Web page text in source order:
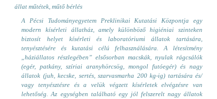
állat műtétek, műtő bérlés
A Pécsi Tudományegyetem Preklinikai Kutatási Központja egy
modern kísérleti állatház, amely különböző higiéniai szinteken
biztosít helyet kísérleti és laboratóriumi állatok tartására,
tenyésztésére és kutatási célú felhasználására. A létesítmény
„háziállatos részlegében” elsősorban macskák, nyulak rágcsálók
(egér, patkány, szíriai aranyhörcsög, mongol futóegér) és nagy
állatok (juh, kecske, sertés, szarvasmarha 200 kg-ig) tartására és/
vagy tenyésztésre és a velük végzett kísérletek elvégzésre van
lehetőség. Az egységben található egy jól felszerelt nagy állatok